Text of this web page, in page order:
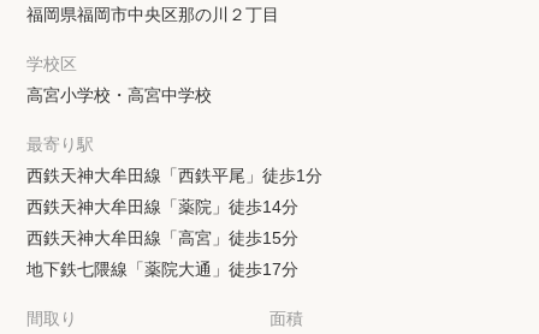
福岡県福岡市中央区那の川２丁目
学校区
高宮小学校・高宮中学校
最寄り駅
西鉄天神大牟田線「西鉄平尾」徒歩1分
西鉄天神大牟田線「薬院」徒歩14分
西鉄天神大牟田線「高宮」徒歩15分
地下鉄七隈線「薬院大通」徒歩17分
間取り
面積